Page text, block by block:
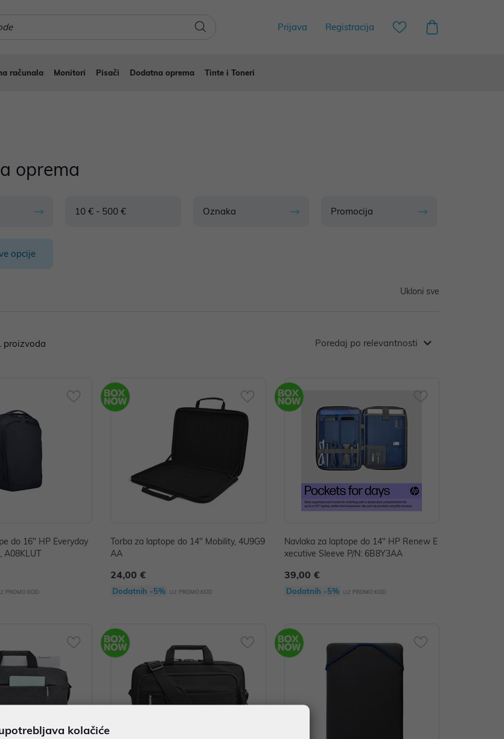
Registracija
Prijava
računala Monitori Pisači Dodatna oprema Tinte i Toneri
oprema
10 € - 500 € Oznaka Promocija
opcije
Ukloni sve
proizvoda Poredaj po relevantnosti
HP Everyday
A08KLUT
PROMO KOD
Torba za laptope do 14" Mobility, 4U9G9
AA
24,00 €
Dodatnih -5% uz PROMO KOD
Navlaka za laptope do 14" HP Renew E
xecutive Sleeve P/N: 6B8Y3AA
39,00 €
Dodatnih -5% uz PROMO KOD
kolačiće